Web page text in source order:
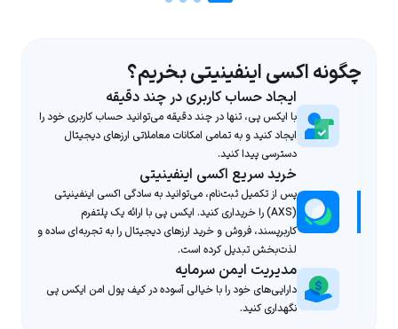
چگونه اکسی اینفینیتی بخریم؟
ایجاد حساب کاربری در چند دقیقه
با ایکس پی، تنها در چند دقیقه می‌توانید حساب کاربری خود را
ایجاد کنید و به تمامی امکانات معاملاتی ارزهای دیجیتال
دسترسی پیدا کنید.
خرید سریع اکسی اینفینیتی
پس از تکمیل ثبت‌نام، می‌توانید به سادگی اکسی اینفینیتی
(AXS) را خریداری کنید. ایکس پی با ارائه یک پلتفرم
کاربرپسند، فروش و خرید ارزهای دیجیتال را به تجربه‌ای ساده و
لذت‌بخش تبدیل کرده است.
مدیریت ایمن سرمایه
دارایی‌های خود را با خیالی آسوده در کیف پول امن ایکس پی
نگهداری کنید.